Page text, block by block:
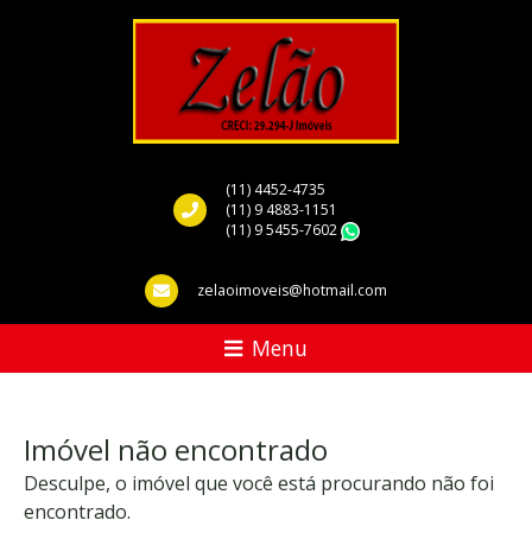
(11) 4452-4735
(11) 9 4883-1151
(11) 9 5455-7602
zelaoimoveis@hotmail.com
Menu
Imóvel não encontrado
Desculpe, o imóvel que você está procurando não foi
encontrado.